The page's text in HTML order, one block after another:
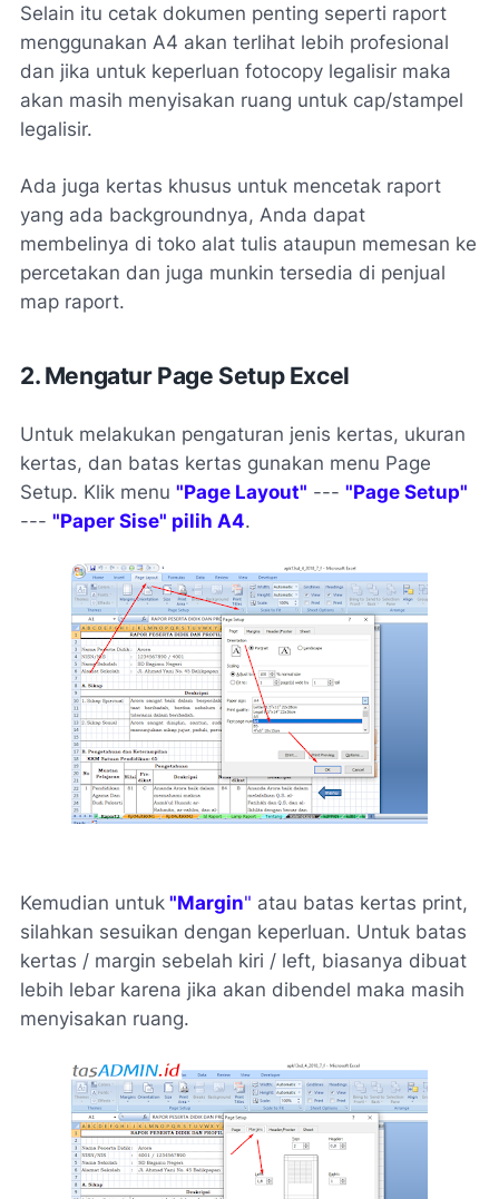
Selain itu cetak dokumen penting seperti raport
menggunakan A4 akan terlihat lebih profesional
dan jika untuk keperluan fotocopy legalisir maka
akan masih menyisakan ruang untuk cap/stampel
legalisir.
Ada juga kertas khusus untuk mencetak raport
yang ada backgroundnya, Anda dapat
membelinya di toko alat tulis ataupun memesan ke
percetakan dan juga munkin tersedia di penjual
map raport.
2. Mengatur Page Setup Excel
Untuk melakukan pengaturan jenis kertas, ukuran
kertas, dan batas kertas gunakan menu Page
Setup. Klik menu "Page Layout" --- "Page Setup"
--- "Paper Sise" pilih A4.
Kemudian untuk "Margin" atau batas kertas print,
silahkan sesuikan dengan keperluan. Untuk batas
kertas / margin sebelah kiri / left, biasanya dibuat
lebih lebar karena jika akan dibendel maka masih
menyisakan ruang.